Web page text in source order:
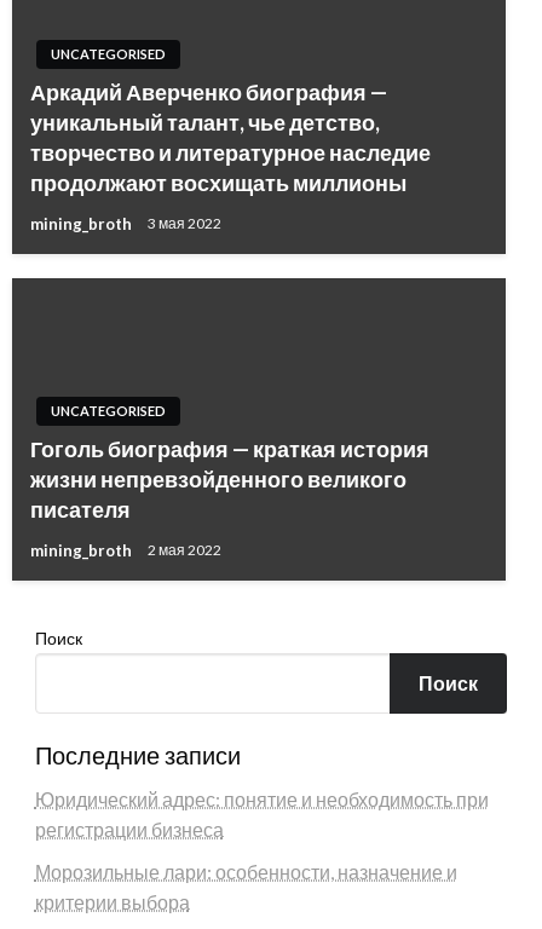
UNCATEGORISED
Аркадий Аверченко биография —
уникальный талант, чье детство,
творчество и литературное наследие
продолжают восхищать миллионы
mining_broth 3 мая 2022
UNCATEGORISED
Гоголь биография — краткая история
жизни непревзойденного великого
писателя
mining_broth 2 мая 2022
Поиск
Поиск
Последние записи
Юридический адрес: понятие и необходимость при
регистрации бизнеса
Морозильные лари: особенности, назначение и
критерии выбора